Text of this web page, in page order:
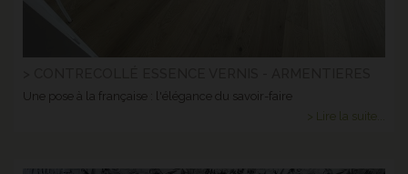
Une pose à la française : l'élégance du savoir-faire
> Lire la suite...